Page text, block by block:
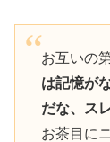
お互いの
は記憶が
だな、ス
お茶目に